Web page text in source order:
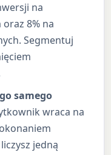
na
8% na
Segmentuj
samego
wraca na
jedną